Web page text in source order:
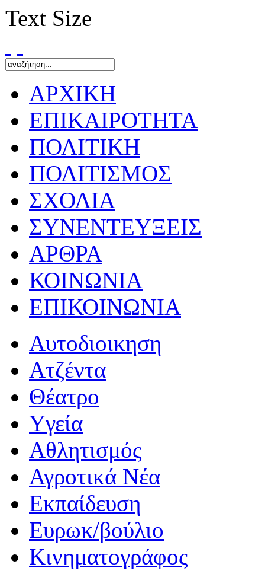
Text Size
ΑΡΧΙΚΗ
ΕΠΙΚΑΙΡΟΤΗΤΑ
ΠΟΛΙΤΙΚΗ
ΠΟΛΙΤΙΣΜΟΣ
ΣΧΟΛΙΑ
ΣΥΝΕΝΤΕΥΞΕΙΣ
ΑΡΘΡΑ
ΚΟΙΝΩΝΙΑ
ΕΠΙΚΟΙΝΩΝΙΑ
Αυτοδιοικηση
Ατζέντα
Θέατρο
Yγεία
Αθλητισμός
Αγροτικά Νέα
Εκπαίδευση
Ευρωκ/βούλιο
Κινηματογράφος